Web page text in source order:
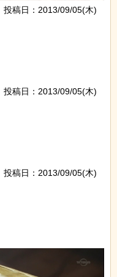
投稿日：2013/09/05(木)
投稿日：2013/09/05(木)
投稿日：2013/09/05(木)